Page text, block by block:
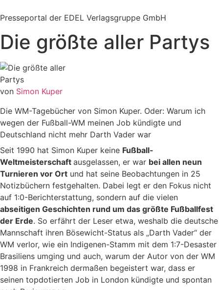
Inhalt
Presseportal der EDEL Verlagsgruppe GmbH
Die größte aller Partys
von Simon Kuper
Die WM-Tagebücher von Simon Kuper. Oder: Warum ich
wegen der Fußball-WM meinen Job kündigte und
Deutschland nicht mehr Darth Vader war
Seit 1990 hat Simon Kuper keine Fußball-
Weltmeisterschaft ausgelassen, er war bei allen neun
Turnieren vor Ort und hat seine Beobachtungen in 25
Notizbüchern festgehalten. Dabei legt er den Fokus nicht
auf 1:0-Berichterstattung, sondern auf die vielen
abseitigen Geschichten rund um das größte Fußballfest
der Erde. So erfährt der Leser etwa, weshalb die deutsche
Mannschaft ihren Bösewicht-Status als „Darth Vader“ der
WM verlor, wie ein Indigenen-Stamm mit dem 1:7-Desaster
Brasiliens umging und auch, warum der Autor von der WM
1998 in Frankreich dermaßen begeistert war, dass er
seinen topdotierten Job in London kündigte und spontan